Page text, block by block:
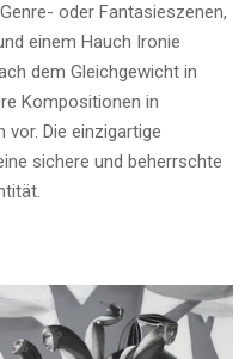
oder Fantasieszenen,
einem Hauch Ironie
dem Gleichgewicht in
Kompositionen in
vor. Die einzigartige
sichere und beherrschte